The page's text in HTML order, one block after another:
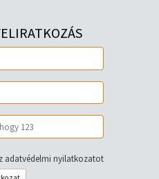
adatvédelmi nyilatkozatot